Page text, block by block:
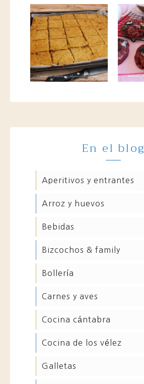
En el blog
aperitivos y entrantes
arroz y huevos
bebidas
bizcochos & family
bollería
carnes y aves
cocina cántabra
cocina de los vélez
galletas